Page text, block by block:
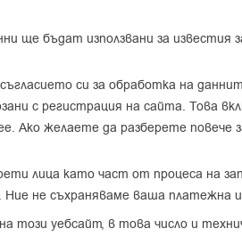
ще бъдат използвани за
си за обработка на
с регистрация на сайта. Това
Ако желаете да разберете
лица като част от процеса на
Ние не съхраняваме ваша платежна
уебсайт, в това число и